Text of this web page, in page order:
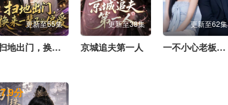
20260619纯享 20260620未播 20260621未播 20260623爱撩专访
20260626下 20260627未播 20260628未播
更新至55集
扫地出门，换来一辈子的偏爱
更新至38集
京城追夫第一人
更新至62集
一不小心老板爱上我
7.9分